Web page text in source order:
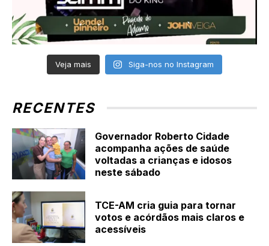
Veja mais Siga-nos no Instagram
RECENTES
Governador Roberto Cidade
acompanha ações de saúde
voltadas a crianças e idosos
neste sábado
TCE-AM cria guia para tornar
votos e acórdãos mais claros e
acessíveis